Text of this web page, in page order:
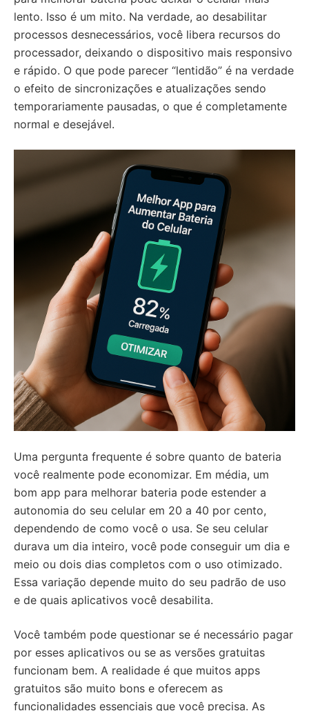
lento. Isso é um mito. Na verdade, ao desabilitar
processos desnecessários, você libera recursos do
processador, deixando o dispositivo mais responsivo
e rápido. O que pode parecer “lentidão” é na verdade
o efeito de sincronizações e atualizações sendo
temporariamente pausadas, o que é completamente
normal e desejável.
Uma pergunta frequente é sobre quanto de bateria
você realmente pode economizar. Em média, um
bom app para melhorar bateria pode estender a
autonomia do seu celular em 20 a 40 por cento,
dependendo de como você o usa. Se seu celular
durava um dia inteiro, você pode conseguir um dia e
meio ou dois dias completos com o uso otimizado.
Essa variação depende muito do seu padrão de uso
e de quais aplicativos você desabilita.
Você também pode questionar se é necessário pagar
por esses aplicativos ou se as versões gratuitas
funcionam bem. A realidade é que muitos apps
gratuitos são muito bons e oferecem as
funcionalidades essenciais que você precisa. As